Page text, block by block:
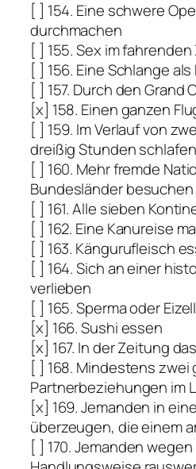
[ ] 154. Eine schwere
durchmachen
[ ] 155. Sex im
[ ] 156. Eine Schlange
[ ] 157. Durch den Grand
[x] 158. Einen ganzen
[ ] 159. Im Verlauf von
dreißig Stunden schlafen
[ ] 160. Mehr fremde
Bundesländer besuchen
[ ] 161. Alle sieben
[ ] 162. Eine Kanureise
[ ] 163. Kängurufleisch
[ ] 164. Sich an einer
verlieben
[ ] 165. Sperma oder
[x] 166. Sushi essen
[x] 167. In der Zeitung
[ ] 168. Mindestens zwei
Partnerbeziehungen im
[x] 169. Jemanden in
überzeugen, die einem
[ ] 170. Jemanden